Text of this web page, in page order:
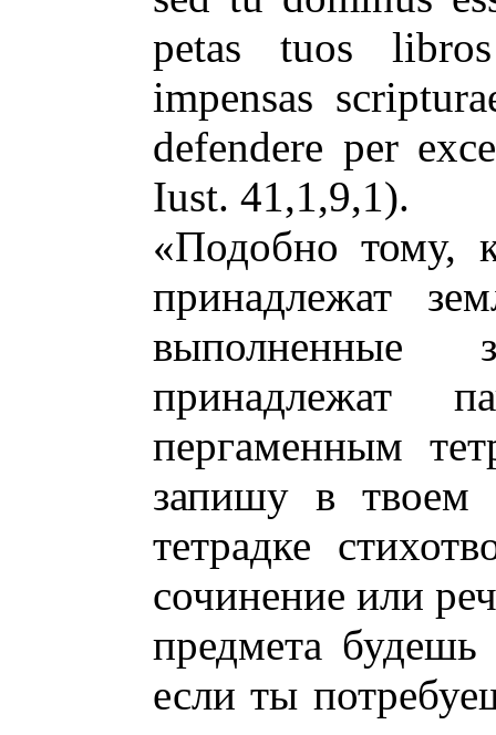
petas tuos
impensas
defendere per
Iust. 41,1,9,1).
«Подобно тому,
принадлежат
выполненные
принадлежат
пергаменным
запишу в твоем
тетрадке
сочинение или
предмета
если ты